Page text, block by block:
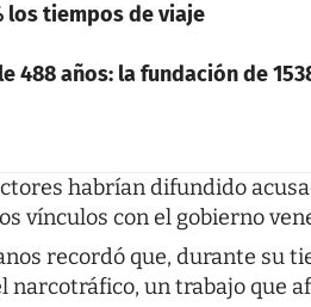
los tiempos de viaje
488 años: la fundación de
habrían difundido
vínculos con el gobierno
recordó que, durante su
narcotráfico, un trabajo que